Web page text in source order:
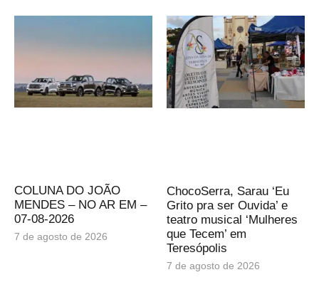
COLUNA DO JOÃO
MENDES – NO AR EM –
07-08-2026
7 de agosto de 2026
ChocoSerra, Sarau ‘Eu
Grito pra ser Ouvida’ e
teatro musical ‘Mulheres
que Tecem’ em
Teresópolis
7 de agosto de 2026